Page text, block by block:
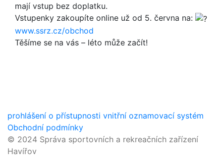
mají vstup bez doplatku.
Vstupenky zakoupíte online už od 5. června na:
www.ssrz.cz/obchod
Těšíme se na vás – léto může začít!
prohlášení o přístupnosti vnitřní oznamovací systém
Obchodní podmínky
© 2024 Správa sportovních a rekreačních zařízení
Havířov